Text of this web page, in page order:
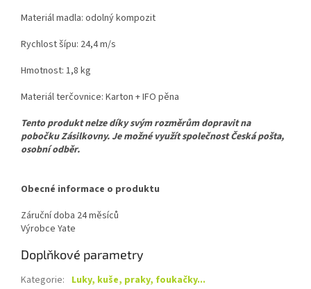
Materiál madla: odolný kompozit
Rychlost šípu: 24,4 m/s
Hmotnost: 1,8 kg
Materiál terčovnice: Karton + IFO pěna
Tento produkt nelze díky svým rozměrům dopravit na
pobočku Zásilkovny. Je možné využít společnost Česká pošta,
osobní odběr.
Obecné informace o produktu
Záruční doba 24 měsíců
Výrobce Yate
Doplňkové parametry
Kategorie: Luky, kuše, praky, foukačky...